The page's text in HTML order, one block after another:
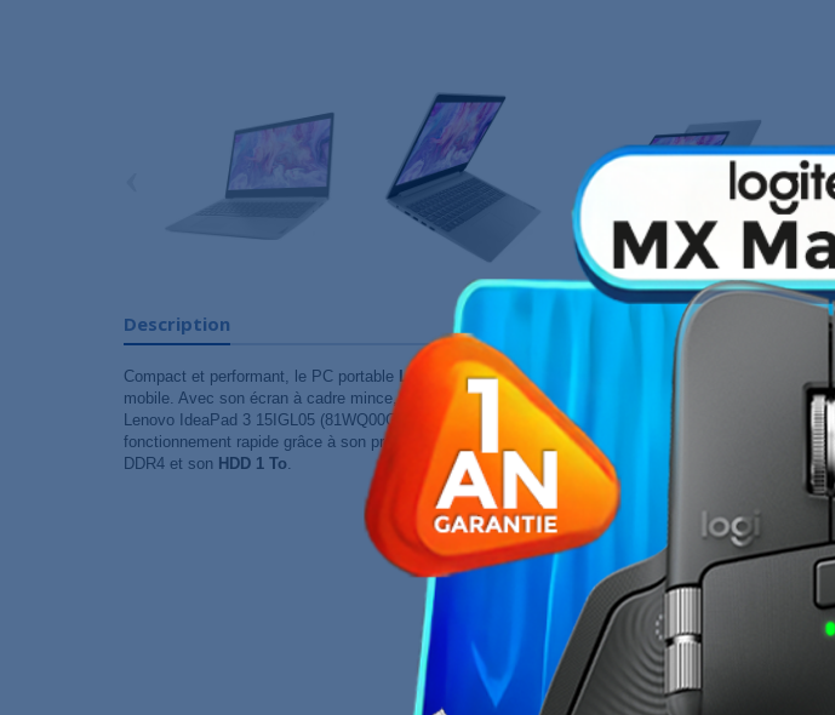
›
Description
Compact et performant, le PC portable Lenovo IdeaPad 3 15IGL05
est un excellent compagnon
mobile. Avec son écran à cadre mince, il offre un bon confort d'utilisation. Le PC portable
Lenovo IdeaPad 3 15IGL05 (81WQ00GQFG) offre d'excellentes performances et un
fonctionnement rapide grâce à son processeur
Intel Celeron N4020, ses 4 Go de mémoire
DDR4 et son HDD 1 To.